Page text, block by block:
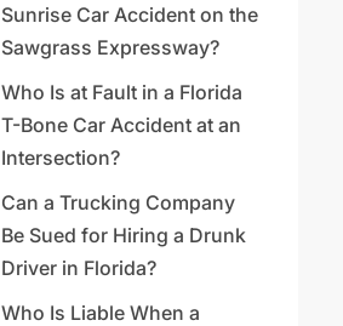
Sunrise Car Accident on the
Sawgrass Expressway?
Who Is at Fault in a Florida
T-Bone Car Accident at an
Intersection?
Can a Trucking Company
Be Sued for Hiring a Drunk
Driver in Florida?
Who Is Liable When a